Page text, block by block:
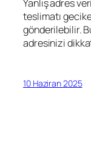
Yanlış adres
teslimatı
gönderilebilir.
adresinizi
10 Haziran 2025